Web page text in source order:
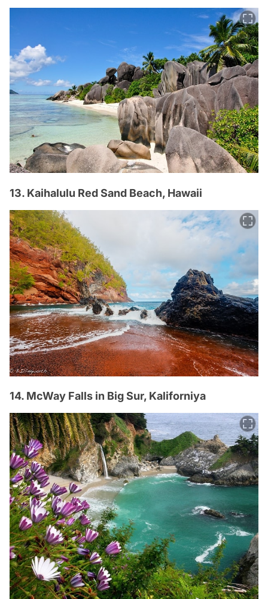
13. Kaihalulu Red Sand Beach, Hawaii
14. McWay Falls in Big Sur, Kaliforniya